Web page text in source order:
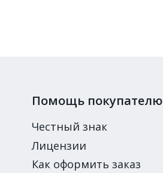
Помощь покупателю
Честный знак
Лицензии
Как оформить заказ